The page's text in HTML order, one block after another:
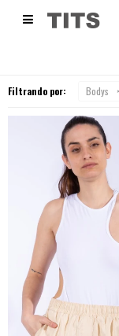

Filtrando por: Bodys